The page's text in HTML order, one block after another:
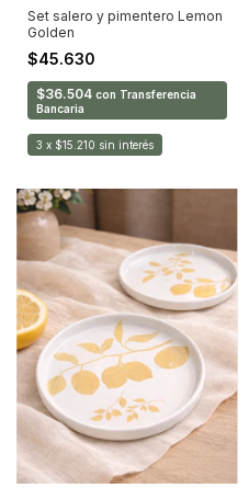
Set salero y pimentero Lemon
Golden
$45.630
$36.504 con Transferencia
Bancaria
3 x $15.210 sin interés